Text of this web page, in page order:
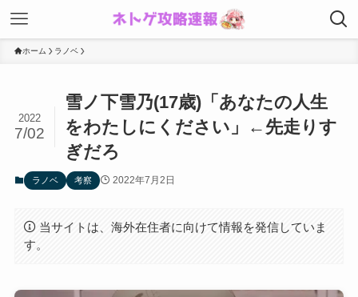
ホーム ラノベ
雪ノ下雪乃(17歳)「あなたの人生
をわたしにください」←先走りす
ぎだろ
2022
7/02
ラノベ 考察 2022年7月2日
当サイトは、海外在住者に向けて情報を発信していま
す。